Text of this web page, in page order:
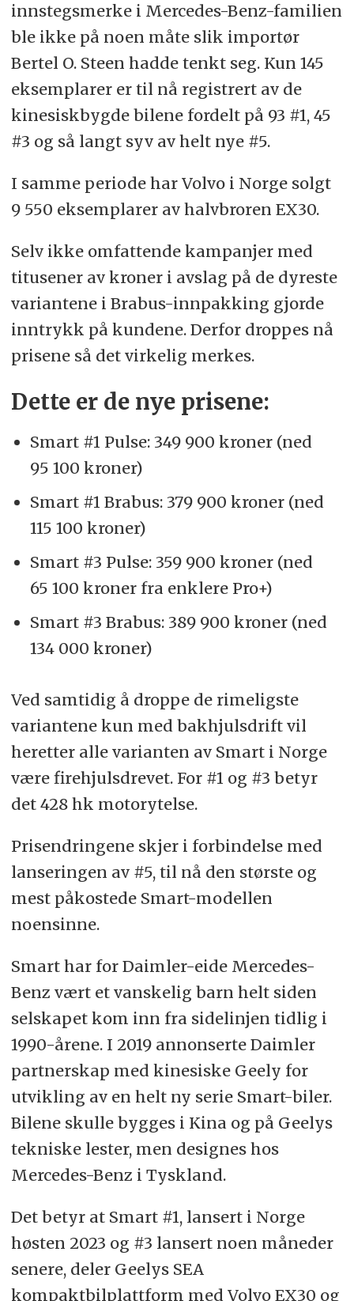
innstegsmerke i Mercedes-Benz-familien
ble ikke på noen måte slik importør
Bertel O. Steen hadde tenkt seg. Kun 145
eksemplarer er til nå registrert av de
kinesiskbygde bilene fordelt på 93 #1, 45
#3 og så langt syv av helt nye #5.
I samme periode har Volvo i Norge solgt
9 550 eksemplarer av halvbroren EX30.
Selv ikke omfattende kampanjer med
titusener av kroner i avslag på de dyreste
variantene i Brabus-innpakking gjorde
inntrykk på kundene. Derfor droppes nå
prisene så det virkelig merkes.
Dette er de nye prisene:
Smart #1 Pulse: 349 900 kroner (ned
95 100 kroner)
Smart #1 Brabus: 379 900 kroner (ned
115 100 kroner)
Smart #3 Pulse: 359 900 kroner (ned
65 100 kroner fra enklere Pro+)
Smart #3 Brabus: 389 900 kroner (ned
134 000 kroner)
Ved samtidig å droppe de rimeligste
variantene kun med bakhjulsdrift vil
heretter alle varianten av Smart i Norge
være firehjulsdrevet. For #1 og #3 betyr
det 428 hk motorytelse.
Prisendringene skjer i forbindelse med
lanseringen av #5, til nå den største og
mest påkostede Smart-modellen
noensinne.
Smart har for Daimler-eide Mercedes-
Benz vært et vanskelig barn helt siden
selskapet kom inn fra sidelinjen tidlig i
1990-årene. I 2019 annonserte Daimler
partnerskap med kinesiske Geely for
utvikling av en helt ny serie Smart-biler.
Bilene skulle bygges i Kina og på Geelys
tekniske lester, men designes hos
Mercedes-Benz i Tyskland.
Det betyr at Smart #1, lansert i Norge
høsten 2023 og #3 lansert noen måneder
senere, deler Geelys SEA
kompaktbilplattform med Volvo EX30 og